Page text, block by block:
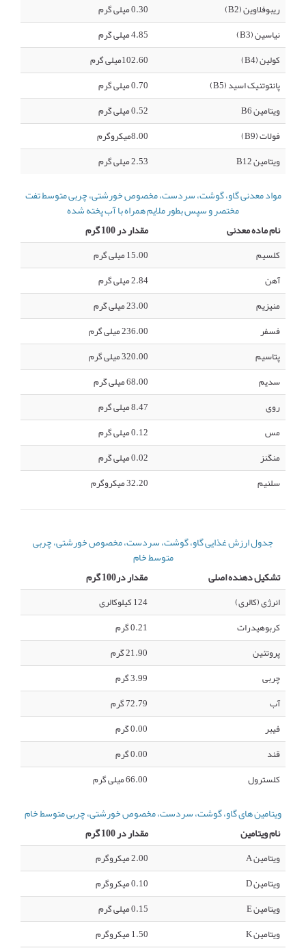
جدول ارزش غذایی گاو، گوشت، سردست، مخصوص خورشتی، چربی
متوسط خام
تشکیل دهنده اصلی
مقدار در100 گرم
انرژی (کالری)
124 کیلوکالری
کربوهیدرات
0.21 گرم
پروتئین
21.90 گرم
چربی
3.99 گرم
آب
72.79 گرم
فیبر
0.00 گرم
قند
0.00 گرم
کلسترول
66.00 میلی گرم
ویتامین های گاو، گوشت، سردست، مخصوص خورشتی، چربی متوسط خام
نام ویتامین
مقدار در 100 گرم
ویتامین A
2.00 میکروگرم
ویتامین D
0.10 میکروگرم
ویتامین E
0.15 میلی گرم
ویتامین K
1.50 میکروگرم
ریبوفلاوین (B2)
0.30 میلی گرم
نیاسین (B3)
4.85 میلی گرم
کولین (B4)
102.60میلی گرم
پانتوتنیک اسید (B5)
0.70 میلی گرم
ویتامین B6
0.52 میلی گرم
فولات (B9)
8.00میکروگرم
ویتامین B12
2.53 میلی گرم
مواد معدنی گاو، گوشت، سردست، مخصوص خورشتی، چربی متوسط تفت
مختصر و سپس بطور ملایم همراه با آب پخته شده
نام ماده معدنی
مقدار در 100 گرم
کلسیم
15.00 میلی گرم
آهن
2.84 میلی گرم
منیزیم
23.00 میلی گرم
فسفر
236.00 میلی گرم
پتاسیم
320.00 میلی گرم
سدیم
68.00 میلی گرم
روی
8.47 میلی گرم
مس
0.12 میلی گرم
منگنز
0.02 میلی گرم
سلنیم
32.20 میکروگرم